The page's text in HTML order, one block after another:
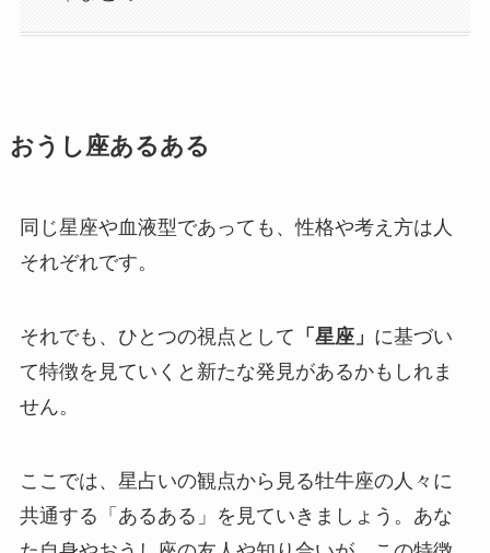
おうし座あるある
同じ星座や血液型であっても、性格や考え方は人
それぞれです。
それでも、ひとつの視点として 「星座」 に基づい
て特徴を見ていくと新たな発見があるかもしれま
せん。
ここでは、星占いの観点から見る牡牛座の人々に
共通する「あるある」を見ていきましょう。あな